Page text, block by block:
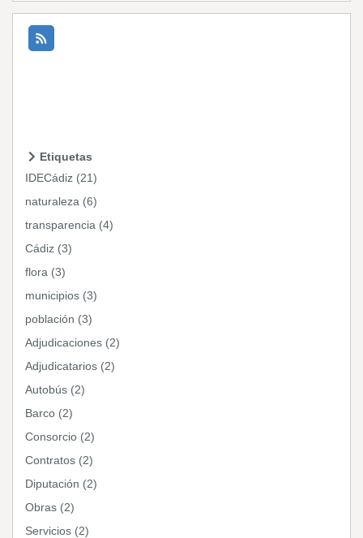
Etiquetas
IDECádiz (21)
naturaleza (6)
transparencia (4)
Cádiz (3)
flora (3)
municipios (3)
población (3)
Adjudicaciones (2)
Adjudicatarios (2)
Autobús (2)
Barco (2)
Consorcio (2)
Contratos (2)
Diputación (2)
Obras (2)
Servicios (2)